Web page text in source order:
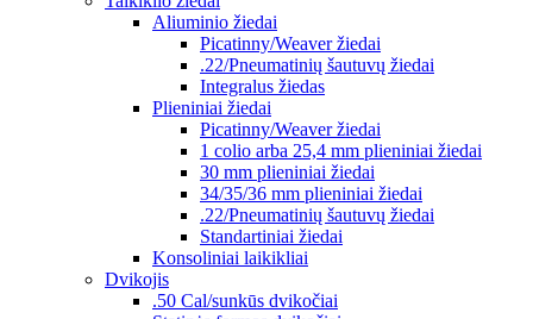
Aliuminio žiedai
Picatinny/Weaver žiedai
.22/Pneumatinių šautuvų žiedai
Integralus žiedas
Plieniniai žiedai
Picatinny/Weaver žiedai
1 colio arba 25,4 mm plieniniai žiedai
30 mm plieniniai žiedai
34/35/36 mm plieniniai žiedai
.22/Pneumatinių šautuvų žiedai
Standartiniai žiedai
Konsoliniai laikikliai
Dvikojis
.50 Cal/sunkūs dvikočiai